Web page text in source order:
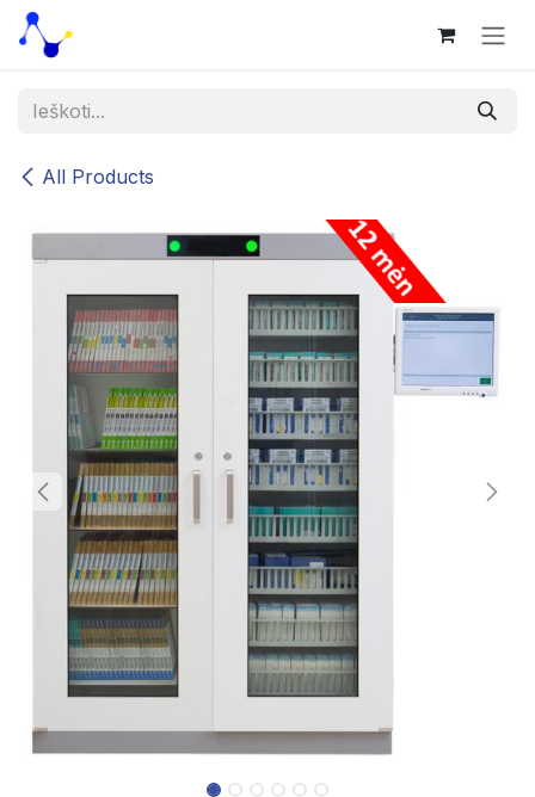
Skip to Content
All Products